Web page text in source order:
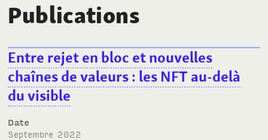
Publications
Entre rejet en bloc et nouvelles
chaînes de valeurs: les NFT au-delà
du visible
Date
septembre 2022